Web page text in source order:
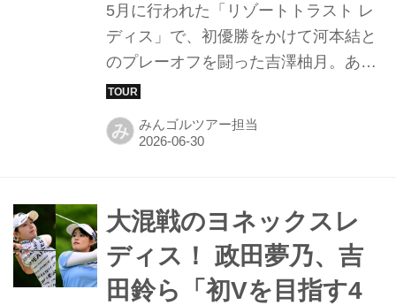
5月に行われた「リゾートトラスト レ
ディス」で、初優勝をかけて河本結と
のプレーオフを闘った吉澤柚月。あと
一歩で勝利を逃したものの、その高い
ポテンシャルで一躍脚光を浴びた。あ
の日から約一カ月を経て迎えた
算3勝を挙げるコ・ジウォンと同組と
いう注目のペアリングのなか、前半の
9ホールとなるインコース（10番〜18
番）に帯同し、彼女のプレーの根底に
み みんゴルツアー担当
大混戦のヨネックスレ
ディス！ 政田夢乃、吉
田鈴ら「初Vを目指す4